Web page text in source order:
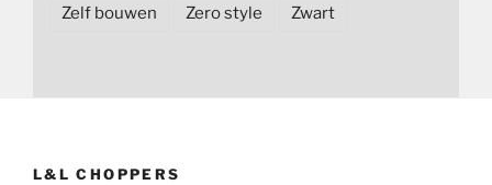
Zelf bouwen Zero style Zwart
L&L CHOPPERS